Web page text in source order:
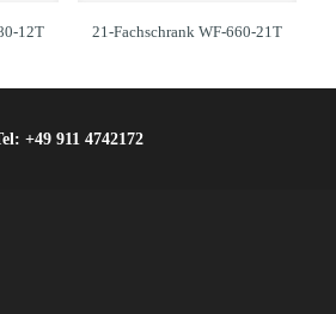
12T 21-Fachschrank WF-660-21T
+49 911 4742172